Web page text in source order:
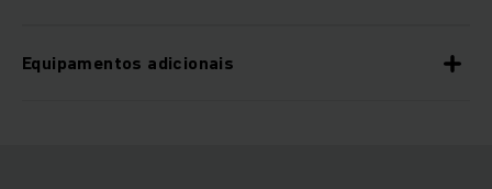
Equipamentos adicionais